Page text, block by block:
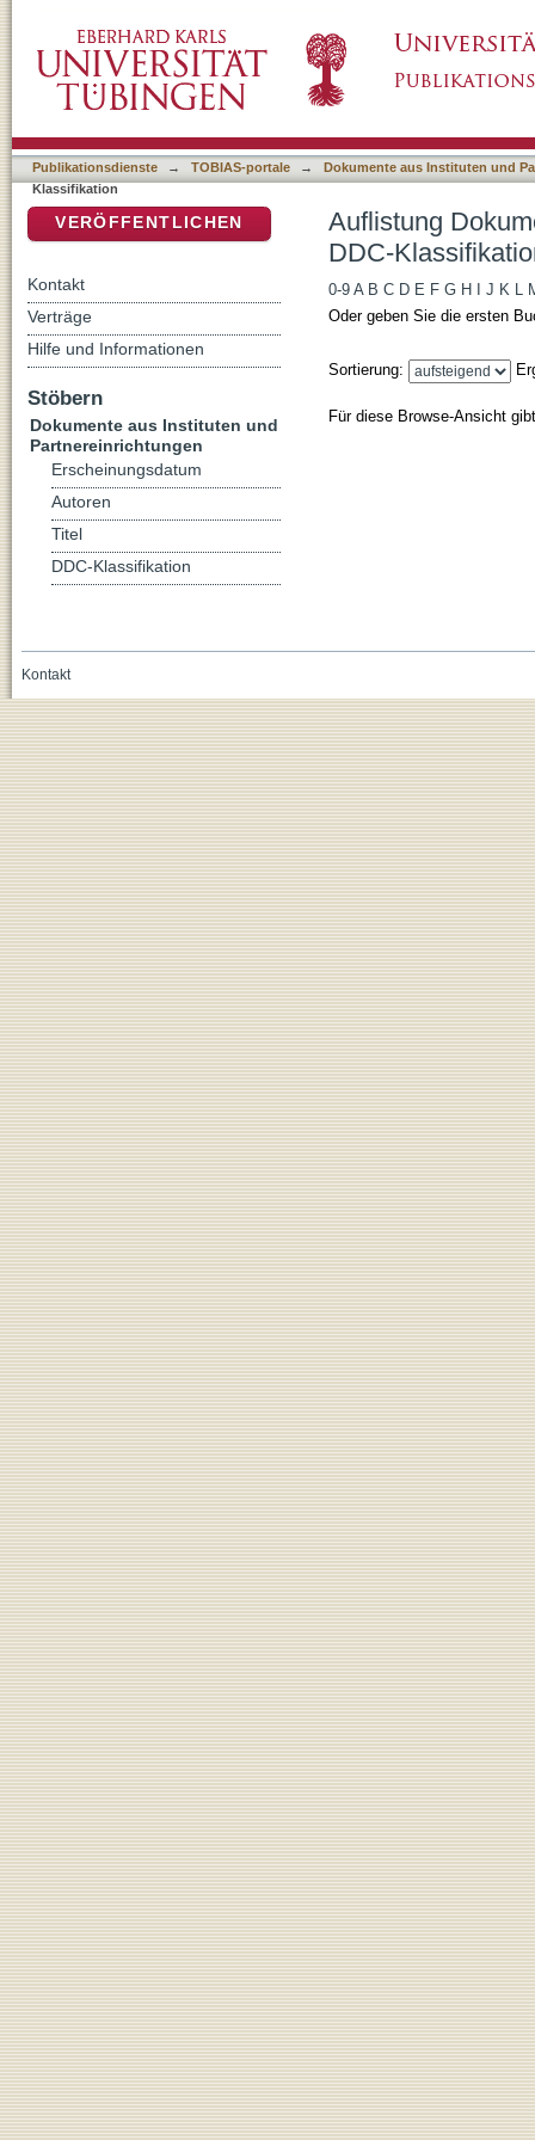
Publikationsdienste → TOBIAS-portale →
Dokumente aus Instituten und
Klassifikation
Auflistung
DDC-
0-9 A B C D E F G H J K L
Oder geben Sie die ersten
Sortierung:
Für diese Browse-Ansicht
VERÖFFENTLICHEN
Kontakt
Verträge
Hilfe und Informationen
Stöbern
Dokumente aus Instituten und
Partnereinrichtungen
Erscheinungsdatum
Autoren
Titel
DDC-Klassifikation
Kontakt